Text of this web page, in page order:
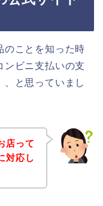
のことを知った時
ンビニ支払いの支
と思っていまし
店って
対応し